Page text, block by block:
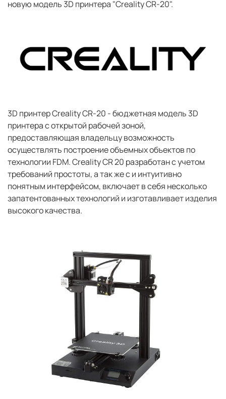
новую модель 3D принтера "Creality CR-20".
3D принтер Creality CR-20 - бюджетная модель 3D
принтера с открытой рабочей зоной,
предоставляющая владельцу возможность
осуществлять построение объемных объектов по
технологии FDM. Creality CR 20 разработан с учетом
требований простоты, а так же с и интуитивно
понятным интерфейсом, включает в себя несколько
запатентованных технологий и изготавливает изделия
высокого качества.